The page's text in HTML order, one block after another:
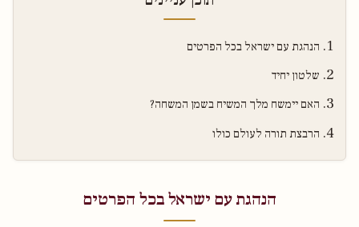
הנהגת עם ישראל בכל הפרטים
שלטון יחיד
האם יימשח מלך המשיח בשמן המשחה?
הרבצת תורה לעולם כולו
הנהגת עם ישראל בכל הפרטים